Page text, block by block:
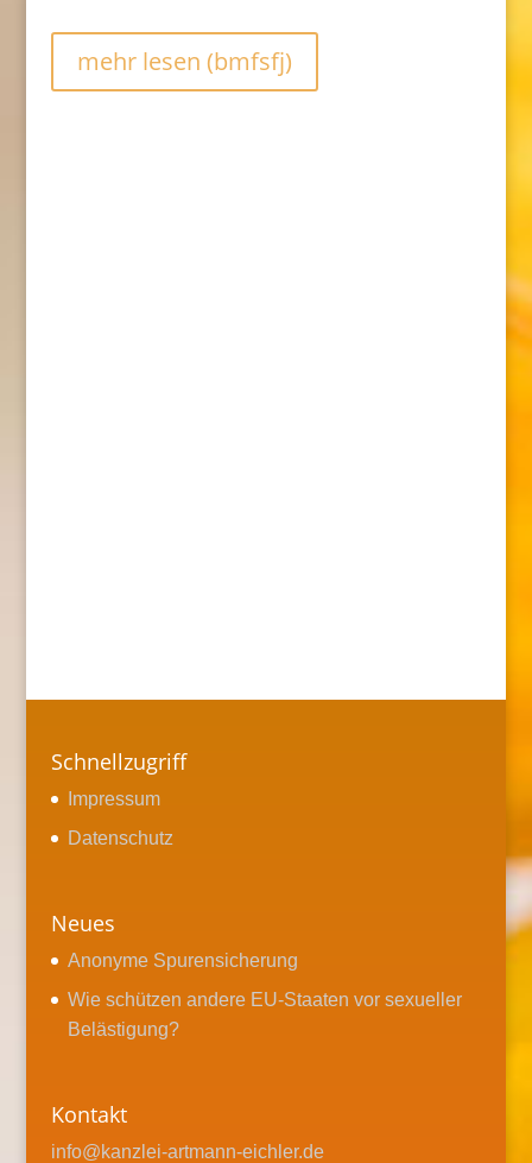
mehr lesen (bmfsfj)
Schnellzugriff
Impressum
Datenschutz
Neues
Anonyme Spurensicherung
Wie schützen andere EU-Staaten vor sexueller
Belästigung?
Kontakt
info@kanzlei-artmann-eichler.de